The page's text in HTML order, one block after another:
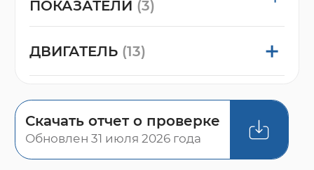
ПОКАЗАТЕЛИ (3)
ДВИГАТЕЛЬ (13)
Скачать отчет о проверке
Обновлен 31 июля 2026 года